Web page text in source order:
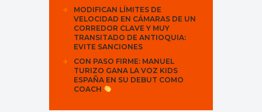
MODIFICAN LÍMITES DE
VELOCIDAD EN CÁMARAS DE UN
CORREDOR CLAVE Y MUY
TRANSITADO DE ANTIOQUIA:
EVITE SANCIONES
CON PASO FIRME: MANUEL
TURIZO GANA LA VOZ KIDS
ESPAÑA EN SU DEBUT COMO
COACH